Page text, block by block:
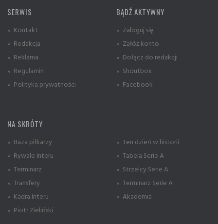
SERWIS
» Kontakt
» Redakcja
» Reklama
» Regulamin
» Polityka prywatności
BĄDŹ AKTYWNY
» Zaloguj się
» Załóż konto
» Dołącz do redakcji
» Shoutbox
» Facebook
NA SKRÓTY
» Baza piłkarzy
» Rywale Interu
» Terminarz
» Transfery
» Kadra Interu
» Piotr Zieliński
» Ten dzień w historii
» Tabela Serie A
» Strzelcy Serie A
» Terminarz Serie A
» Akademia